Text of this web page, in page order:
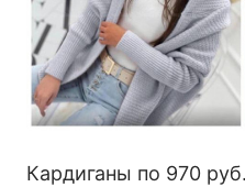
Кардиганы по 970